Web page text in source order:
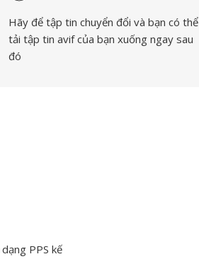
Hãy để tập tin chuyển đổi và bạn có thể
tải tập tin avif của bạn xuống ngay sau
đó
PPS kế